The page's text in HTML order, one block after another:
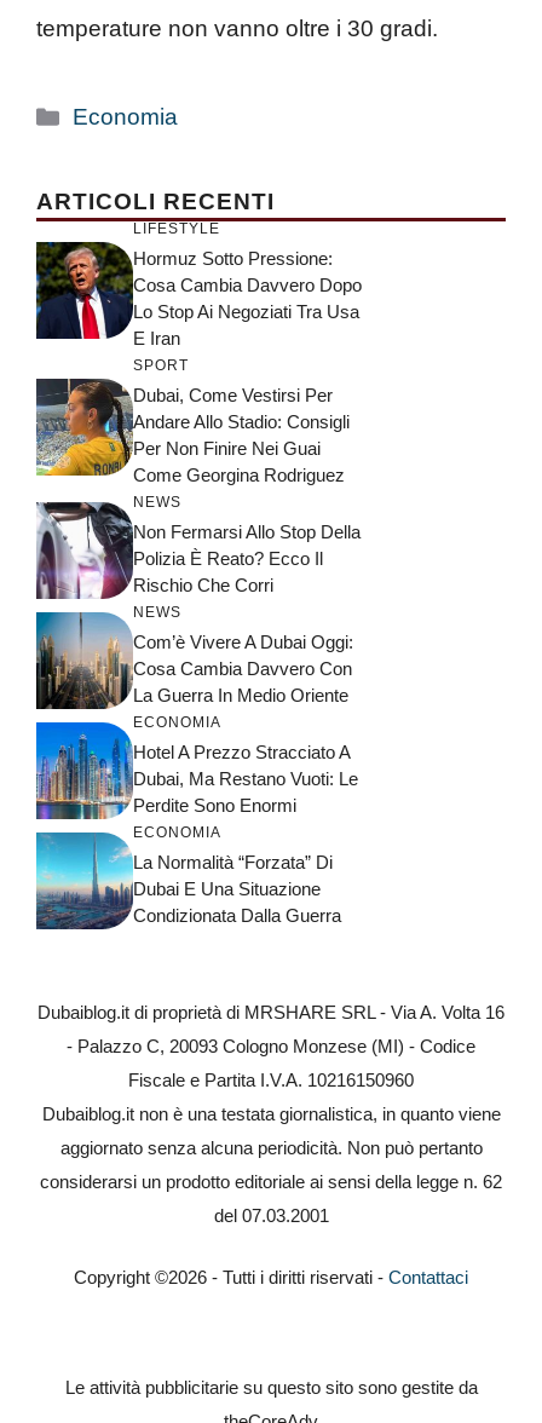
temperature non vanno oltre i 30 gradi.
Categorie
Economia
ARTICOLI RECENTI
LIFESTYLE
Hormuz Sotto Pressione:
Cosa Cambia Davvero Dopo
Lo Stop Ai Negoziati Tra Usa
E Iran
SPORT
Dubai, Come Vestirsi Per
Andare Allo Stadio: Consigli
Per Non Finire Nei Guai
Come Georgina Rodriguez
NEWS
Non Fermarsi Allo Stop Della
Polizia È Reato? Ecco Il
Rischio Che Corri
NEWS
Com’è Vivere A Dubai Oggi:
Cosa Cambia Davvero Con
La Guerra In Medio Oriente
ECONOMIA
Hotel A Prezzo Stracciato A
Dubai, Ma Restano Vuoti: Le
Perdite Sono Enormi
ECONOMIA
La Normalità “forzata” Di
Dubai E Una Situazione
Condizionata Dalla Guerra
Dubaiblog.it di proprietà di MRSHARE SRL - Via A. Volta 16
- Palazzo C, 20093 Cologno Monzese (MI) - Codice
Fiscale e Partita I.V.A. 10216150960
Dubaiblog.it non è una testata giornalistica, in quanto viene
aggiornato senza alcuna periodicità. Non può pertanto
considerarsi un prodotto editoriale ai sensi della legge n. 62
del 07.03.2001
Copyright ©2026 - Tutti i diritti riservati - Contattaci
Le attività pubblicitarie su questo sito sono gestite da